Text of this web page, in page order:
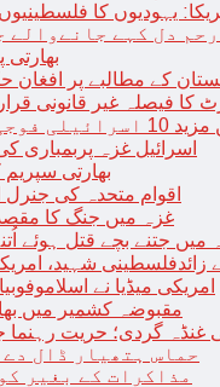
یہودیوں کا
دل کہے
بھارتی
کے مطالبے پر
کا فیصلہ غیر قانونی
فوجیوں کی لاشیں بھی برآمد
اسرائیل غزہ
بھارتی
اقوام متحدہ کی
غزہ میں جنگ کا
جتنے بچے قتل ہوئے اُتنےعراق کی 14سالہ جنگ
سے زائدفلسطینی شہید،
امریکی میڈیا نے
مقبوضہ کشمیر میں
گردی؛ حریت رہنما
حماس ہتھیار ڈال
مذاکرات کے بغیر